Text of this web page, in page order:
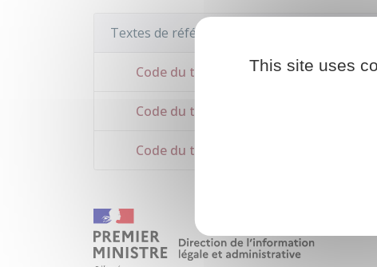
Textes de référence
Code du travail : article L2262-5 à
Code du travail : articles R2262-1 à
Code du travail : articles R3243-1 à
This site uses